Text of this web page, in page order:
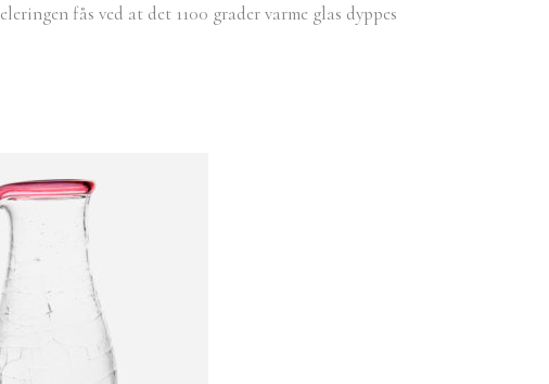
fås ved at det 1100 grader varme glas dyppes